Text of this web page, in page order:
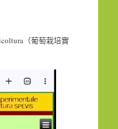
（葡萄栽培實